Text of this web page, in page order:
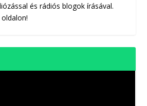
és rádiós blogok írásával.
oldalon!